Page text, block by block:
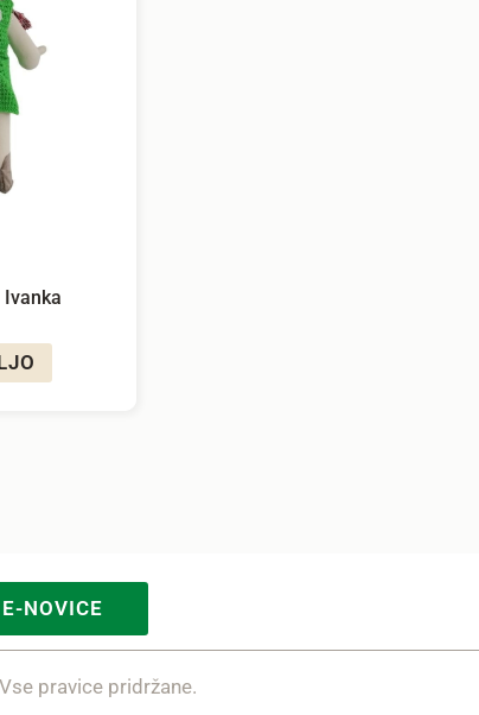
Ivanka
NOVICE
pravice pridržane.